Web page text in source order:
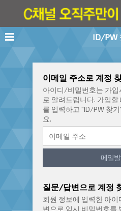
ID/PW
이메일 주소로 계정
아이디/비밀번호는 가입
로 알려드립니다. 가입
를 입력하고 "ID/PW 찾
요.
메일
질문/답변으로 계정
회원 정보에 입력한 아
변으로 임시 비밀번호를